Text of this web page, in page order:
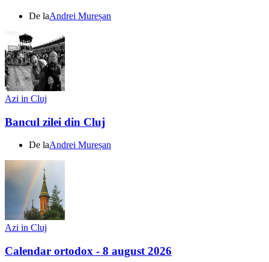
De laAndrei Mureșan
Azi in Cluj
Bancul zilei din Cluj
De laAndrei Mureșan
Azi in Cluj
Calendar ortodox - 8 august 2026